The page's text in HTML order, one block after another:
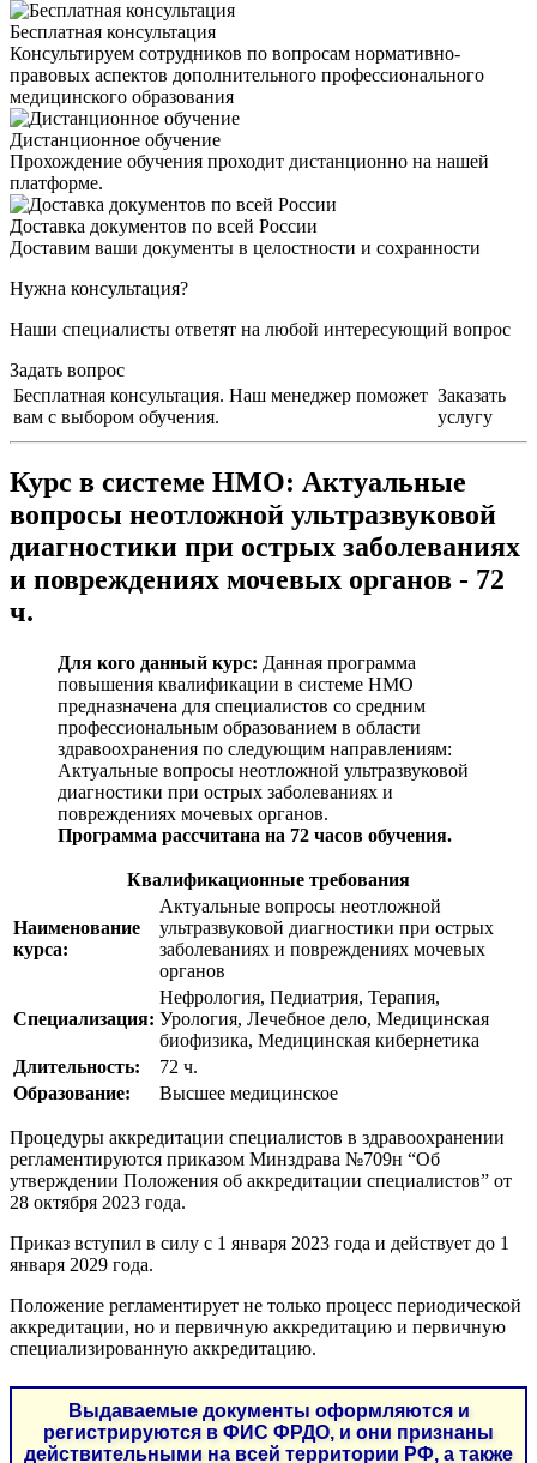
Бесплатная консультация
Консультируем сотрудников по вопросам нормативно-
правовых аспектов дополнительного профессионального
медицинского образования
Дистанционное обучение
Прохождение обучения проходит дистанционно на нашей
платформе.
Доставка документов по всей России
Доставим ваши документы в целостности и сохранности
Нужна консультация?
Наши специалисты ответят на любой интересующий вопрос
Задать вопрос
Бесплатная консультация. Наш менеджер поможет
вам с выбором обучения.
Заказать
услугу
Курс в системе НМО: Актуальные
вопросы неотложной ультразвуковой
диагностики при острых заболеваниях
и повреждениях мочевых органов - 72
ч.
Для кого данный курс: Данная программа
повышения квалификации в системе НМО
предназначена для специалистов со средним
профессиональным образованием в области
здравоохранения по следующим направлениям:
Актуальные вопросы неотложной ультразвуковой
диагностики при острых заболеваниях и
повреждениях мочевых органов.
Программа рассчитана на 72 часов обучения.
Квалификационные требования
Наименование
курса:
Актуальные вопросы неотложной
ультразвуковой диагностики при острых
заболеваниях и повреждениях мочевых
органов
Специализация:
Нефрология, Педиатрия, Терапия,
Урология, Лечебное дело, Медицинская
биофизика, Медицинская кибернетика
Длительность:
72 ч.
Образование:
Высшее медицинское
Процедуры аккредитации специалистов в здравоохранении
регламентируются приказом Минздрава №709н “Об
утверждении Положения об аккредитации специалистов” от
28 октября 2023 года.
Приказ вступил в силу с 1 января 2023 года и действует до 1
января 2029 года.
Положение регламентирует не только процесс периодической
аккредитации, но и первичную аккредитацию и первичную
специализированную аккредитацию.
Выдаваемые документы оформляются и
регистрируются в ФИС ФРДО, и они признаны
действительными на всей территории РФ, а также